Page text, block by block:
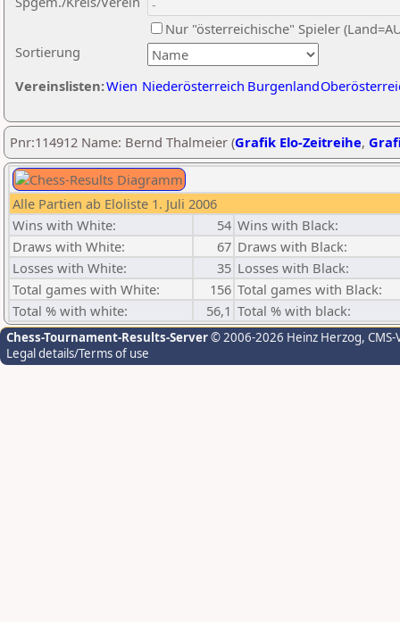
Sortierung
Nur "österreichische" Spieler
Vereinslisten:Wien Niederösterreich Burgenland
Pnr:114912 Name: Bernd Thalmeier (Grafik Elo-Zeitreihe,
Alle Partien ab Eloliste 1. Juli 2006
Wins with White:
54 Wins with Black:
Draws with White:
67 Draws with Black:
Losses with White:
35 Losses with Black:
Total games with White:
156 Total games with Black:
Total % with white:
56,1 Total % with black:
Chess-Tournament-Results-Server© 2006-2026 Heinz Herzog,
Legal details/Terms of use